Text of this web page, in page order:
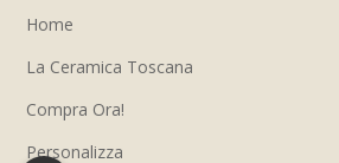
Home
La Ceramica Toscana
Compra Ora!
Personalizza